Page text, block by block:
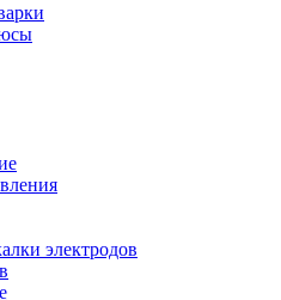
электродов